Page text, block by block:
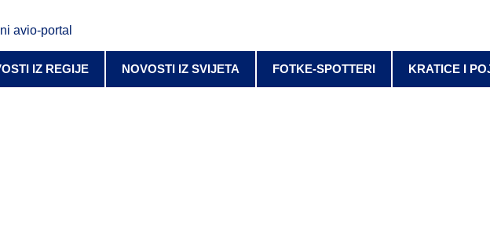
avio-portal
IZ REGIJE NOVOSTI IZ SVIJETA FOTKE-SPOTTERI KRATICE I